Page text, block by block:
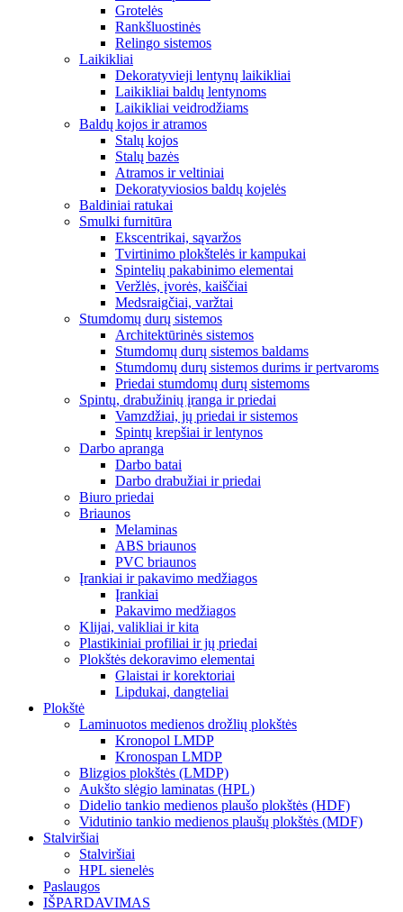
Grotelės
Rankšluostinės
Relingo sistemos
Laikikliai
Dekoratyvieji lentynų laikikliai
Laikikliai baldų lentynoms
Laikikliai veidrodžiams
Baldų kojos ir atramos
Stalų kojos
Stalų bazės
Atramos ir veltiniai
Dekoratyviosios baldų kojelės
Baldiniai ratukai
Smulki furnitūra
Ekscentrikai, sąvaržos
Tvirtinimo plokštelės ir kampukai
Spintelių pakabinimo elementai
Veržlės, įvorės, kaiščiai
Medsraigčiai, varžtai
Stumdomų durų sistemos
Architektūrinės sistemos
Stumdomų durų sistemos baldams
Stumdomų durų sistemos durims ir pertvaroms
Priedai stumdomų durų sistemoms
Spintų, drabužinių įranga ir priedai
Vamzdžiai, jų priedai ir sistemos
Spintų krepšiai ir lentynos
Darbo apranga
Darbo batai
Darbo drabužiai ir priedai
Biuro priedai
Briaunos
Melaminas
ABS briaunos
PVC briaunos
Įrankiai ir pakavimo medžiagos
Įrankiai
Pakavimo medžiagos
Klijai, valikliai ir kita
Plastikiniai profiliai ir jų priedai
Plokštės dekoravimo elementai
Glaistai ir korektoriai
Lipdukai, dangteliai
Plokštė
Laminuotos medienos drožlių plokštės
Kronopol LMDP
Kronospan LMDP
Blizgios plokštės (LMDP)
Aukšto slėgio laminatas (HPL)
Didelio tankio medienos plaušo plokštės (HDF)
Vidutinio tankio medienos plaušų plokštės (MDF)
Stalviršiai
Stalviršiai
HPL sienelės
Paslaugos
IŠPARDAVIMAS